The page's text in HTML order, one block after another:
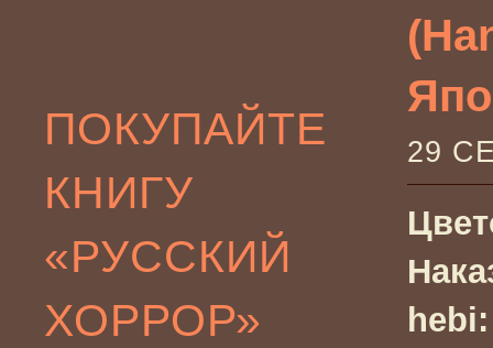
ПОКУПАЙТЕ
КНИГУ
«РУССКИЙ
ХОРРОР»
29